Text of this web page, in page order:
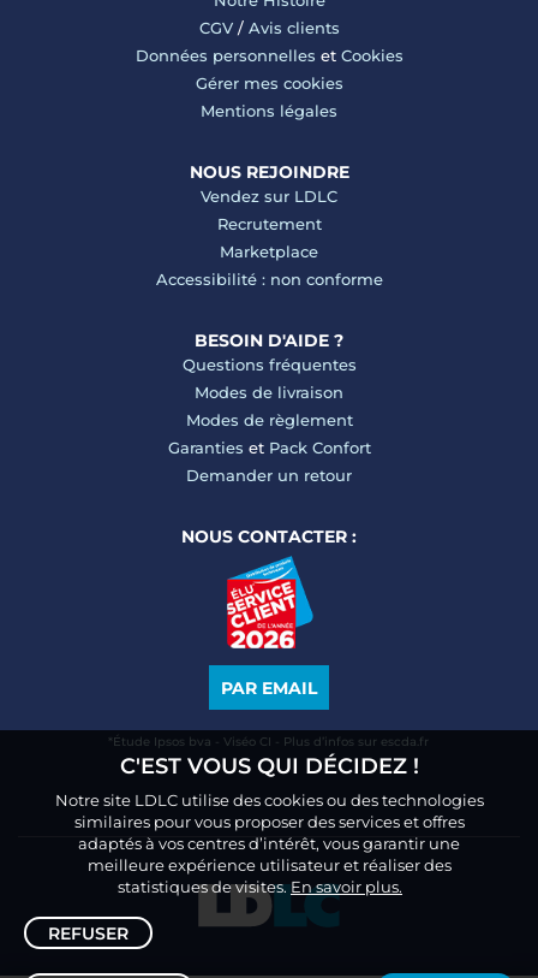
C'EST VOUS QUI DÉCIDEZ !
Notre site LDLC utilise des cookies ou des technologies
similaires pour vous proposer des services et offres
adaptés à vos centres d’intérêt, vous garantir une
meilleure expérience utilisateur et réaliser des
statistiques de visites.En savoir plus.
REFUSER
CGV/ Avis clients
Données personnelles et Cookies
Gérer mes cookies
Mentions légales
NOUS REJOINDRE
Vendez sur LDLC
Recrutement
Marketplace
Accessibilité : non conforme
BESOIN D'AIDE ?
Questions fréquentes
Modes de livraison
Modes de règlement
Garanties et Pack Confort
Demander un retour
NOUS CONTACTER :
PAR EMAIL
*Étude Ipsos bva - Viséo CI - Plus d’infos sur escda.fr